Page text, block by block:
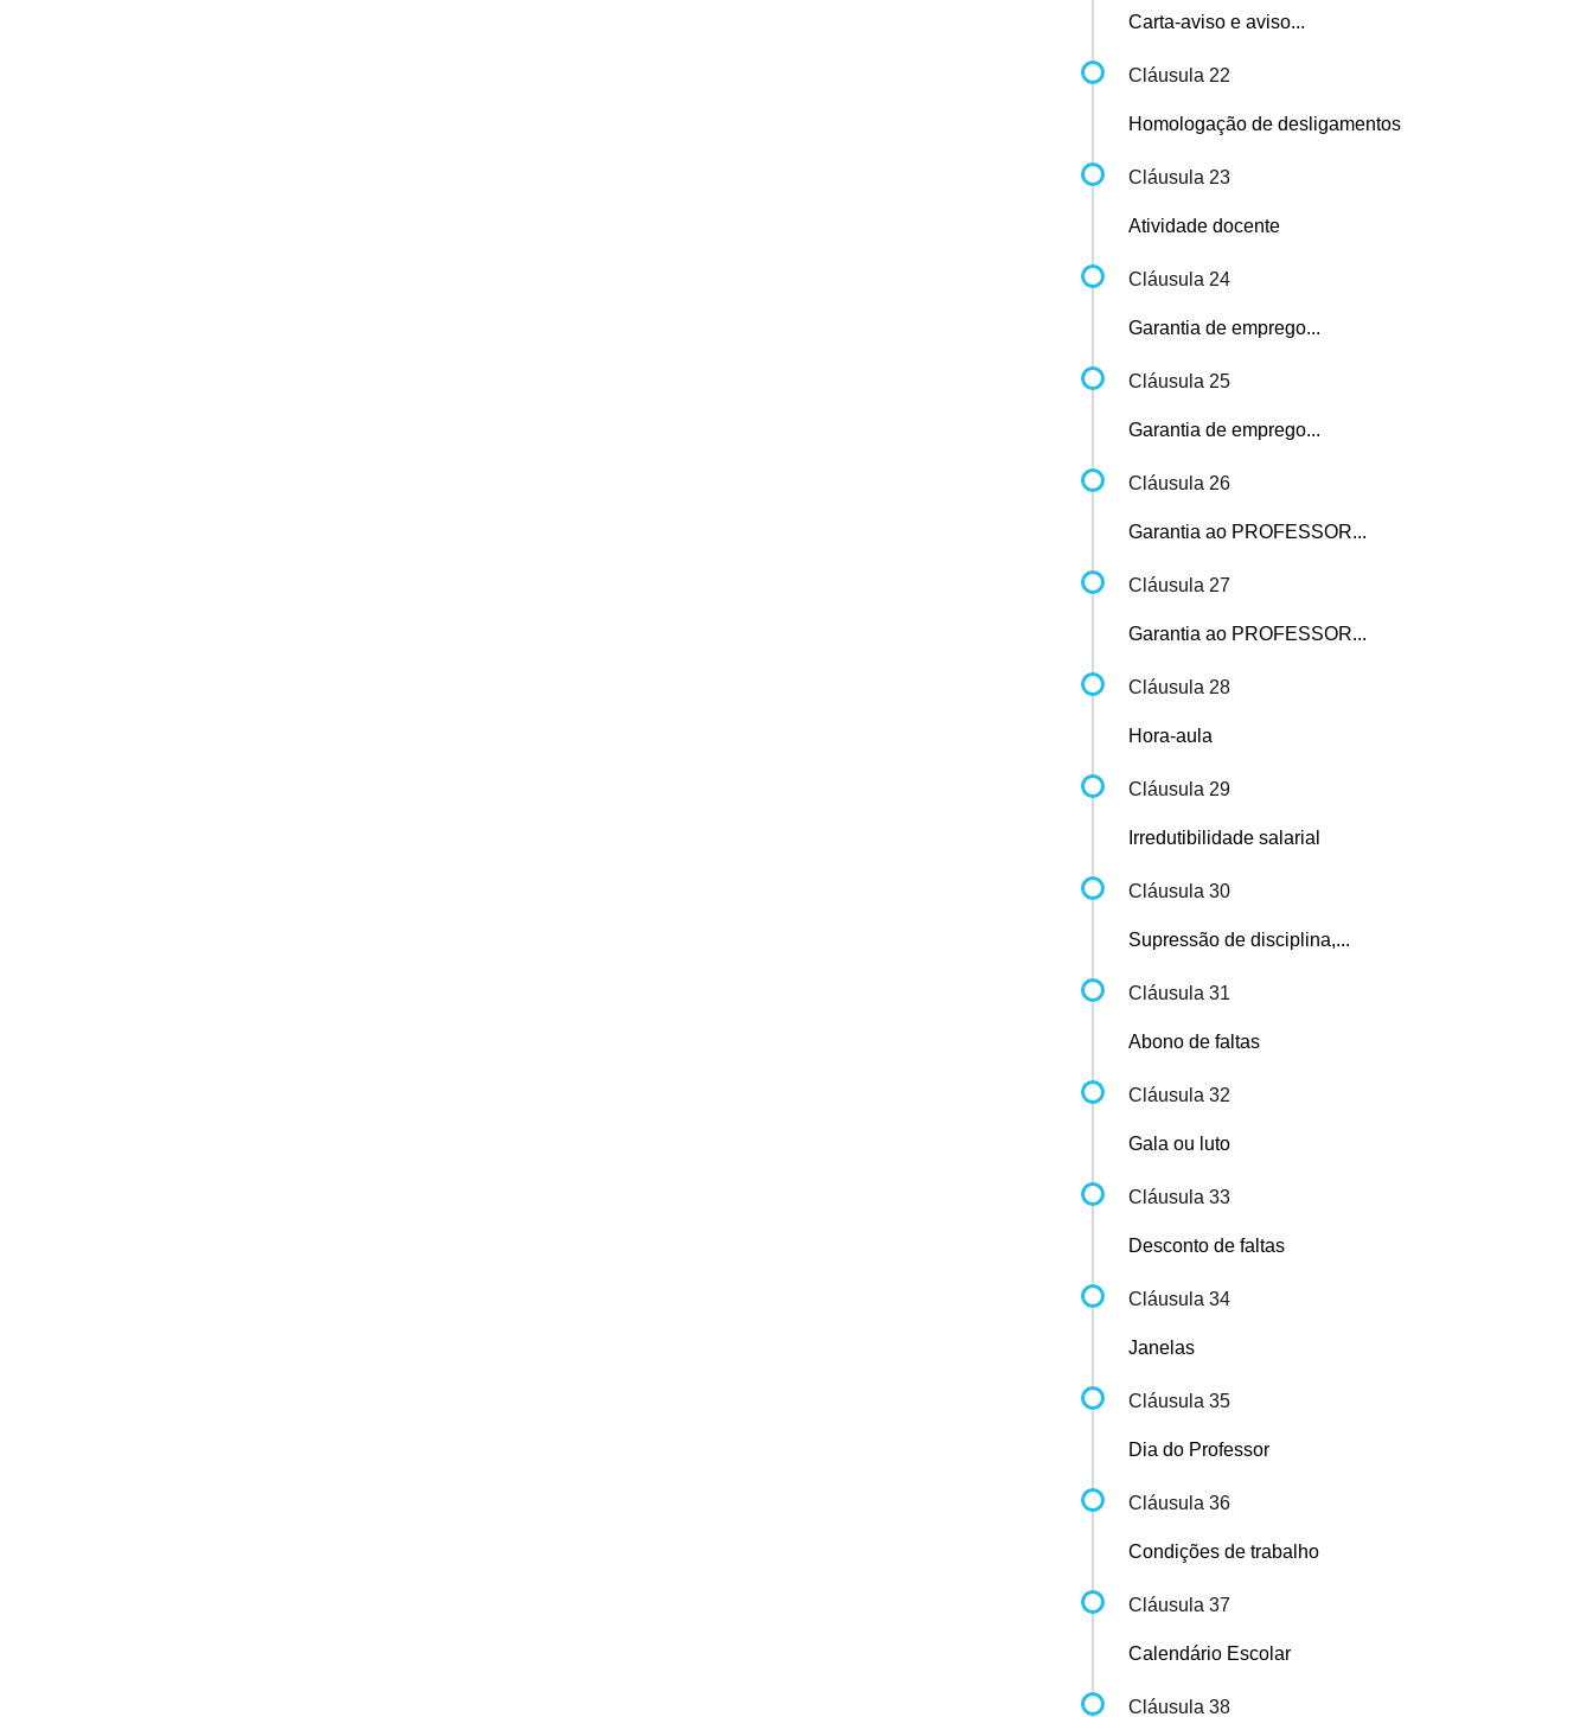
Carta-aviso e aviso...
Cláusula 22
Homologação de desligamentos
Cláusula 23
Atividade docente
Cláusula 24
Garantia de emprego...
Cláusula 25
Garantia de emprego...
Cláusula 26
Garantia ao PROFESSOR...
Cláusula 27
Garantia ao PROFESSOR...
Cláusula 28
Hora-aula
Cláusula 29
Irredutibilidade salarial
Cláusula 30
Supressão de disciplina,...
Cláusula 31
Abono de faltas
Cláusula 32
Gala ou luto
Cláusula 33
Desconto de faltas
Cláusula 34
Janelas
Cláusula 35
Dia do Professor
Cláusula 36
Condições de trabalho
Cláusula 37
Calendário Escolar
Cláusula 38